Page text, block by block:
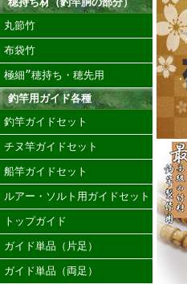
丸節竹
布袋竹
極細”穂持ち・穂先用
釣竿用ガイド各種
釣竿ガイドセット
チヌ竿ガイドセット
船竿ガイドセット
ルアー・ソルト用ガイドセット
トップガイド
ガイド単品（片足）
ガイド単品（両足）